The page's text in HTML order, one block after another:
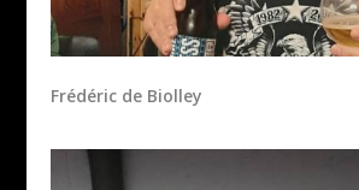
Frédéric de Biolley